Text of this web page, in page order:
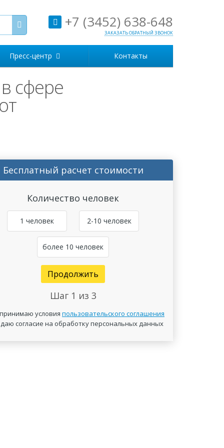
+7 (3452) 638-648
ЗАКАЗАТЬ ОБРАТНЫЙ ЗВОНОК
Пресс-центр Контакты
сфере
Бесплатный расчет стоимости
Количество человек
1 человек 2-10 человек
более 10 человек
Продолжить
Шаг 1 из 3
условия пользовательского соглашения
согласие на обработку персональных данных